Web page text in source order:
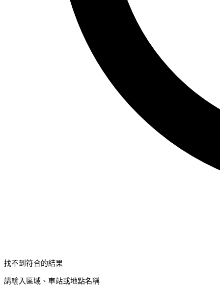
找不到符合的結果
請輸入區域、車站或地點名稱